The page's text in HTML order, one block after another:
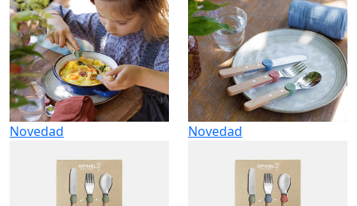
Novedad Novedad